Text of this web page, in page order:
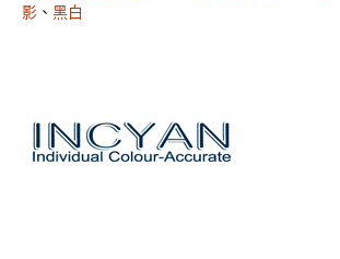
影 、 黑白